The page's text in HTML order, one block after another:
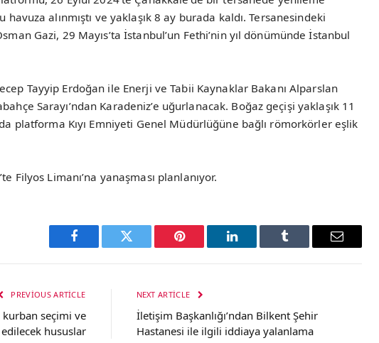
alınmıştı ve yaklaşık 8 ay burada kaldı. Tersanesindeki
Gazi, 29 Mayıs’ta İstanbul’un Fethi’nin yıl dönümünde İstanbul
Tayyip Erdoğan ile Enerji ve Tabii Kaynaklar Bakanı Alparslan
Sarayı’ndan Karadeniz’e uğurlanacak. Boğaz geçişi yaklaşık 11
platforma Kıyı Emniyeti Genel Müdürlüğüne bağlı römorkörler eşlik
Filyos Limanı’na yanaşması planlanıyor.
Facebook Twitter Pinterest LinkedIn Tumblr Email
PREVIOUS ARTICLE
kurban seçimi ve
hususlar
NEXT ARTICLE
İletişim Başkanlığı’ndan Bilkent Şehir
Hastanesi ile ilgili iddiaya yalanlama